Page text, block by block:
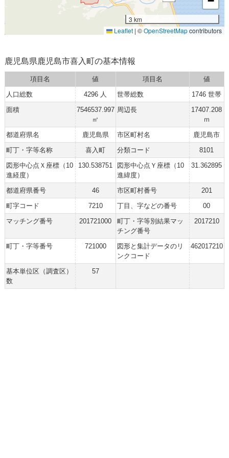
3 km
Leaflet | ©OpenStreetMapcontributors
鹿児島県鹿児島市喜入町の基本情報
項目名 値 項目名
値
人口総数
4296 人 世帯総数
1746 世帯
面積
7546537.997
㎡
周辺長
17407.208
ｍ
都道府県名
鹿児島県 市区町村名
鹿児島市
町丁・字等名称
喜入町 分類コード
8101
図形中心点Ｘ座標（10
進経度）
130.538751
図形中心点Ｙ座標（10
進緯度）
31.362895
都道府県番号 46 市区町村番号
201
町字コード
7210 丁目、字などの番号
00
マッチング番号
201721000
町丁・字等別結果マッ
チング番号
2017210
町丁・字等番号 721000
図形と集計データのリ
ンクコード
462017210
基本単位区（調査区）
数
57